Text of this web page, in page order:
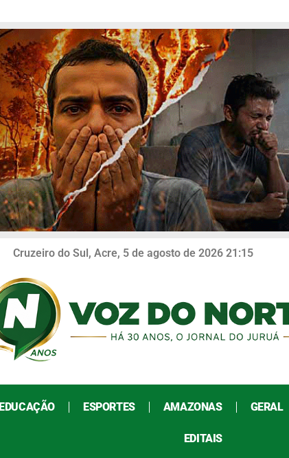
Cruzeiro do Sul, Acre, 5 de agosto de 2026 21:15
EDUCAÇÃO ESPORTES AMAZONAS GERAL
EDITAIS